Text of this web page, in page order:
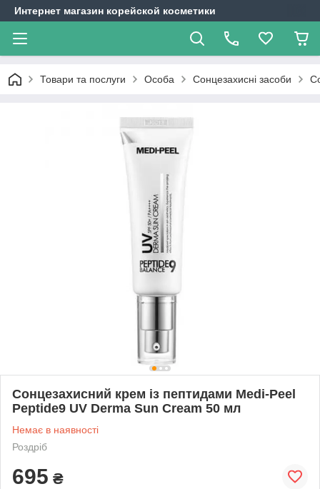
Интернет магазин корейской косметики
Товари та послуги Особа Сонцезахисні засоби
Сонцезахисний крем із пептидами Medi-Peel
Peptide9 UV Derma Sun Cream 50 мл
Немає в наявності
Роздріб
695 ₴